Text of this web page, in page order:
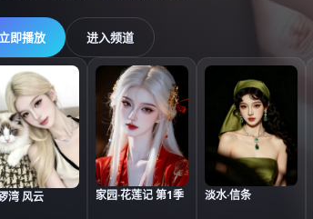
即播放 进入频道
湾 风云 家园·花莲记 第1季
淡水·信条